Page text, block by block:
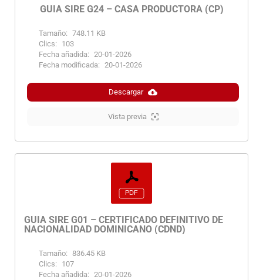
GUIA SIRE G24 – CASA PRODUCTORA (CP)
Tamaño: 748.11 KB
Clics:
103
Fecha añadida: 20-01-2026
Fecha modificada: 20-01-2026
Descargar
Vista previa
GUIA SIRE G01 – CERTIFICADO DEFINITIVO DE
NACIONALIDAD DOMINICANO (CDND)
Tamaño: 836.45 KB
Clics:
107
Fecha añadida: 20-01-2026